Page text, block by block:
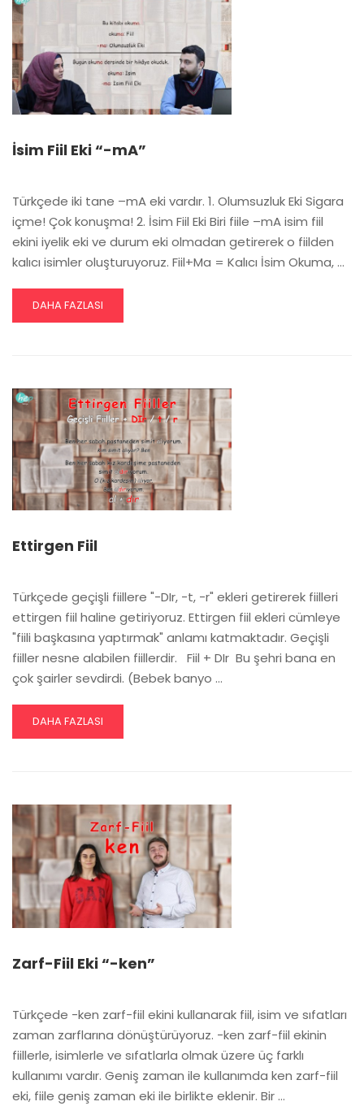
İsim Fiil Eki “-mA”
Türkçede iki tane –mA eki vardır. 1. Olumsuzluk Eki Sigara
içme! Çok konuşma! 2. İsim Fiil Eki Biri fiile –mA isim fiil
ekini iyelik eki ve durum eki olmadan getirerek o fiilden
kalıcı isimler oluşturuyoruz. Fiil+Ma = Kalıcı İsim Okuma, …
READ
MORE
EKI
“-
MA”
DAHA FAZLASI
Ettirgen Fiil
Türkçede geçişli fiillere "-DIr, -t, -r" ekleri getirerek fiilleri
ettirgen fiil haline getiriyoruz. Ettirgen fiil ekleri cümleye
"fiili başkasına yaptırmak" anlamı katmaktadır. ​Geçişli
fiiller nesne alabilen fiillerdir. Fiil + DIr ​Bu şehri bana en
çok şairler sevdirdi. (Bebek banyo …
READ
MORE
DAHA FAZLASI
Zarf-Fiil Eki “-ken”
Türkçede -ken zarf-fiil ekini kullanarak fiil, isim ve sıfatları
zaman zarflarına dönüştürüyoruz. -ken zarf-fiil ekinin
fiillerle, isimlerle ve sıfatlarla olmak üzere üç farklı
kullanımı vardır. Geniş zaman ile kullanımda ken zarf-fiil
eki, fiile geniş zaman eki ile birlikte eklenir. Bir …